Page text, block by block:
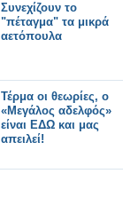
Συνεχίζουν το
"πέταγμα" τα μικρά
αετόπουλα
Τέρμα οι θεωρίες, ο
«Μεγάλος αδελφός»
είναι ΕΔΩ και μας
απειλεί!